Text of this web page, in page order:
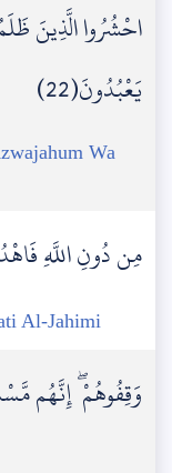
يَعْبُدُونَ(22)
Wa
مِن دُونِ اللَّهِ
Al-Jahimi
وَقِفُوهُمْ ۖ إِنَّهُم